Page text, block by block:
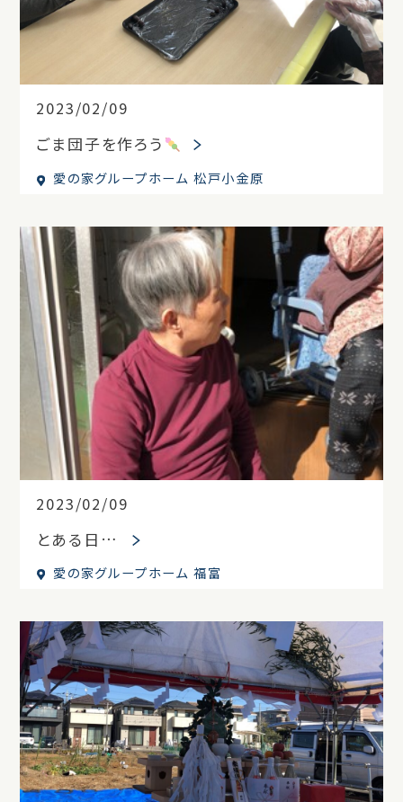
2023/02/09
ごま団子を作ろう
愛の家グループホーム 松戸小金原
2023/02/09
とある日…
愛の家グループホーム 福富